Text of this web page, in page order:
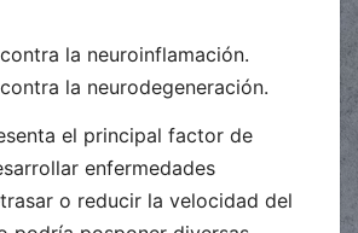
la neuroinflamación.
la neurodegeneración.
el principal factor de
enfermedades
o reducir la velocidad del